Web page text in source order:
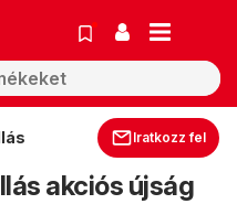
Iratkozz fel
akciós újság